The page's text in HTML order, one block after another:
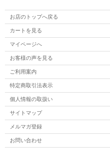
お店のトップへ戻る
カートを見る
マイページへ
お客様の声を見る
ご利用案内
特定商取引法表示
個人情報の取扱い
サイトマップ
メルマガ登録
お問い合わせ